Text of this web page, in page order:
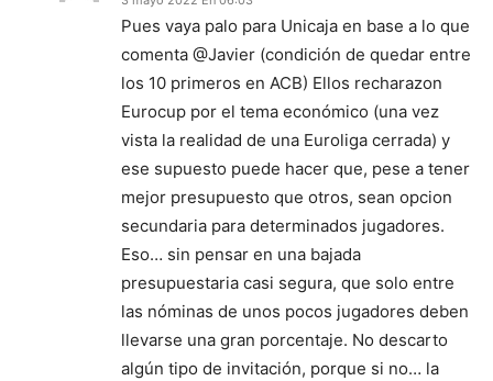
Pues vaya palo para Unicaja en base a lo que
comenta @Javier (condición de quedar entre
los 10 primeros en ACB) Ellos recharazon
Eurocup por el tema económico (una vez
vista la realidad de una Euroliga cerrada) y
ese supuesto puede hacer que, pese a tener
mejor presupuesto que otros, sean opcion
secundaria para determinados jugadores.
Eso… sin pensar en una bajada
presupuestaria casi segura, que solo entre
las nóminas de unos pocos jugadores deben
llevarse una gran porcentaje. No descarto
algún tipo de invitación, porque si no… la